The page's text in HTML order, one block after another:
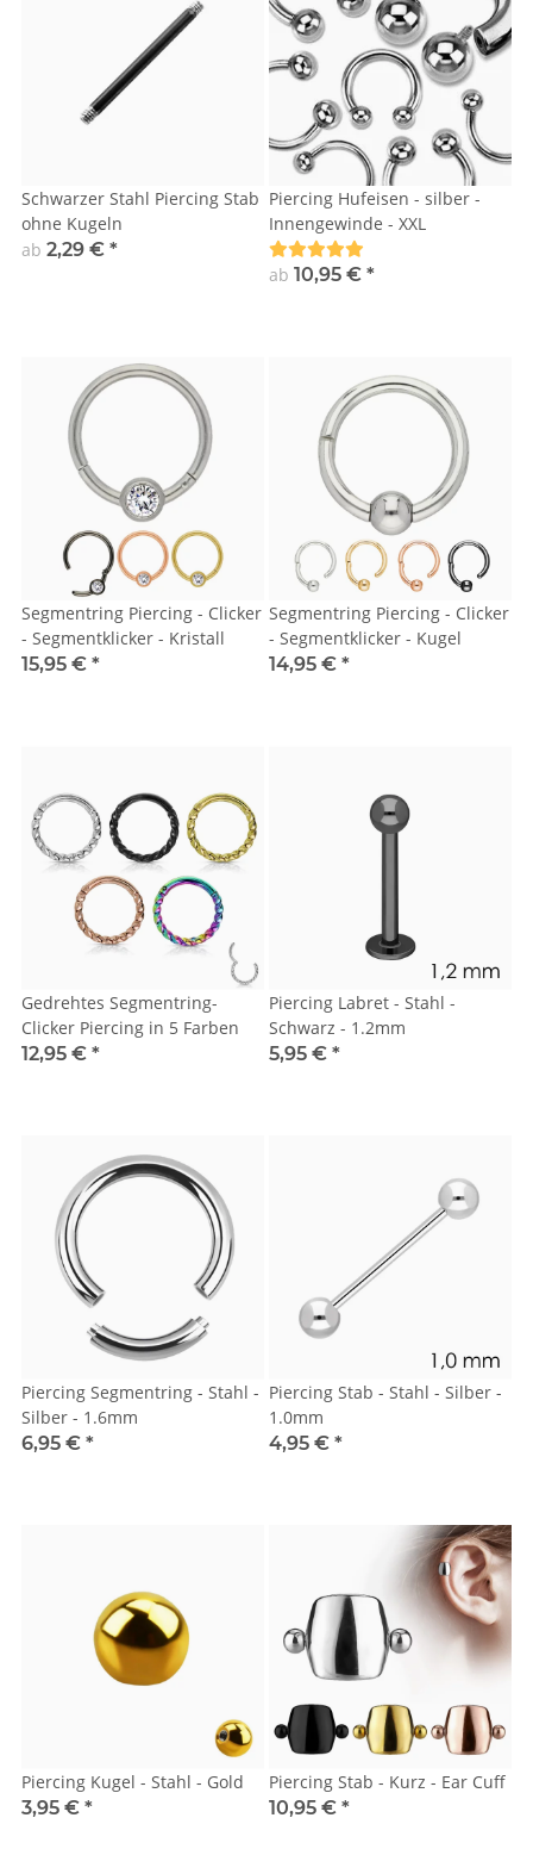
Schwarzer Stahl Piercing Stab
ohne Kugeln
ab 2,29 € *
Piercing Hufeisen - silber -
Innengewinde - XXL
ab 10,95 € *
Segmentring Piercing - Clicker
- Segmentklicker - Kristall
15,95 € *
Segmentring Piercing - Clicker
- Segmentklicker - Kugel
14,95 € *
Gedrehtes Segmentring-
Clicker Piercing in 5 Farben
12,95 € *
Piercing Labret - Stahl -
Schwarz - 1.2mm
5,95 € *
Piercing Segmentring - Stahl -
Silber - 1.6mm
6,95 € *
Piercing Stab - Stahl - Silber -
1.0mm
4,95 € *
Piercing Kugel - Stahl - Gold
3,95 € *
Piercing Stab - Kurz - Ear Cuff
10,95 € *